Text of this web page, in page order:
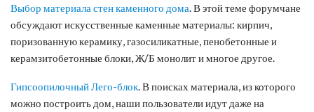
Выбор материала стен каменного дома. В этой теме форумчане
обсуждают искусственные каменные материалы: кирпич,
поризованную керамику, газосиликатные, пенобетонные и
керамзитобетонные блоки, Ж/Б монолит и многое другое.
Гипсоопилочный Лего-блок. В поисках материала, из которого
можно построить дом, наши пользователи идут даже на